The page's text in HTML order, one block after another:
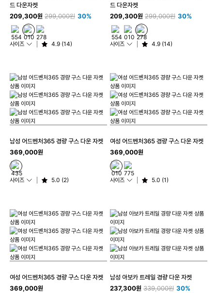
드 다운자켓
209,300원 299,000원 30%
사이즈 4.9 (14)
드 다운자켓
209,300원 299,000원 30%
사이즈 4.9 (14)
남성 어드벤처365 경량 구스 다운 자켓
369,000원
사이즈 5.0 (2)
여성 어드벤처365 경량 구스 다운 자켓
369,000원
사이즈 5.0 (1)
여성 어드벤처365 경량 구스 다운 자켓
369,000원
남성 아보카 트레일 경량 다운 자켓
237,300원 339,000원 30%